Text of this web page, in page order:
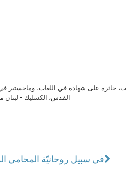
حائزة على شهادة في اللغات، وماجستير
القدس، الكسليك - لبنان
في سبيل روحانيّة المحامي